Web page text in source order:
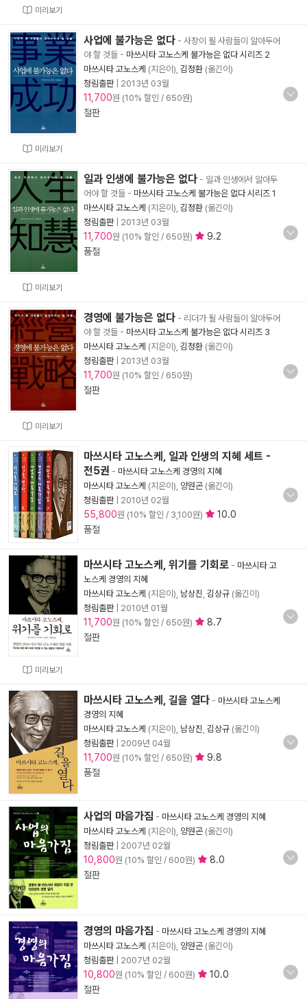
미리보기
미리보기
사업에 불가능은 없다 - 사장이 될 사람들이 알아두어
야 할 것들 - 마쓰시타 고노스케 불가능은 없다 시리즈 2
마쓰시타 고노스케 (지은이), 김정환 (옮긴이)
청림출판| 2013년 03월
11,700원 (10% 할인 / 650원)
절판
미리보기
일과 인생에 불가능은 없다 - 일과 인생에서 알아두
어야 할 것들 - 마쓰시타 고노스케 불가능은 없다 시리즈 1
마쓰시타 고노스케 (지은이), 김정환 (옮긴이)
청림출판| 2013년 03월
11,700원 (10% 할인 / 650원)
9.2
품절
미리보기
경영에 불가능은 없다 - 리더가 될 사람들이 알아두어
야 할 것들 - 마쓰시타 고노스케 불가능은 없다 시리즈 3
마쓰시타 고노스케 (지은이), 김정환 (옮긴이)
청림출판| 2013년 03월
11,700원 (10% 할인 / 650원)
절판
마쓰시타 고노스케, 일과 인생의 지혜 세트 -
전5권 - 마쓰시타 고노스케 경영의 지혜
마쓰시타 고노스케 (지은이), 양원곤 (옮긴이)
청림출판| 2010년 02월
55,800원 (10% 할인 / 3,100원)
10.0
품절
미리보기
마쓰시타 고노스케, 위기를 기회로 - 마쓰시타 고
노스케 경영의 지혜
마쓰시타 고노스케 (지은이), 남상진 김상규 (옮긴이)
청림출판| 2010년 01월
11,700원 (10% 할인 / 650원)
8.7
절판
마쓰시타 고노스케, 길을 열다 - 마쓰시타 고노스케
경영의 지혜
마쓰시타 고노스케 (지은이), 남상진 김상규 (옮긴이)
청림출판| 2009년 04월
11,700원 (10% 할인 / 650원)
9.8
품절
사업의 마음가짐 - 마쓰시타 고노스케 경영의 지혜
마쓰시타 고노스케 (지은이), 양원곤 (옮긴이)
청림출판| 2007년 02월
10,800원 (10% 할인 / 600원)
8.0
절판
경영의 마음가짐 - 마쓰시타 고노스케 경영의 지혜
마쓰시타 고노스케 (지은이), 양원곤 (옮긴이)
청림출판| 2007년 02월
10,800원 (10% 할인 / 600원)
10.0
절판